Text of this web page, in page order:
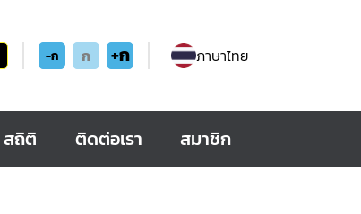
-ก ก +ก ภาษาไทย
สถิติ ติดต่อเรา สมาชิก